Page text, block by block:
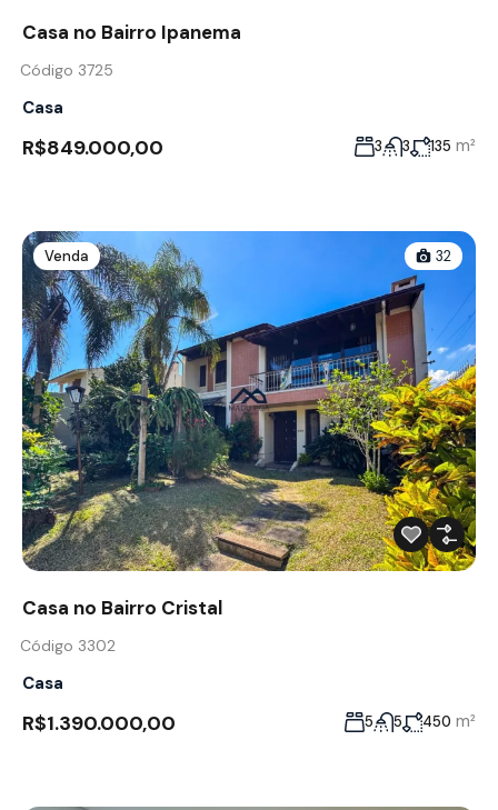
Casa no Bairro Ipanema
Código 3725
Casa
R$849.000,00 3 3 135 m²
Venda 32
Casa no Bairro Cristal
Código 3302
Casa
R$1.390.000,00 5 5 450 m²